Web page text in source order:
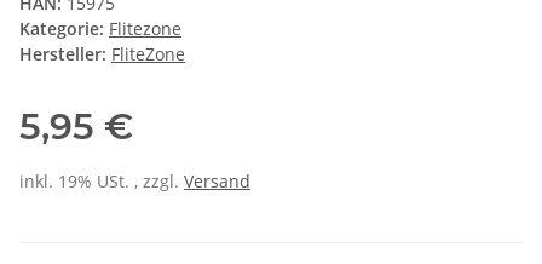
Kategorie: Flitezone
Hersteller: FliteZone
5,95 €
inkl. 19% USt. , zzgl. Versand